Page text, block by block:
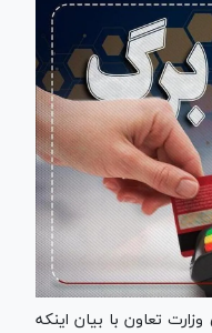
تعاون با بیان اینکه